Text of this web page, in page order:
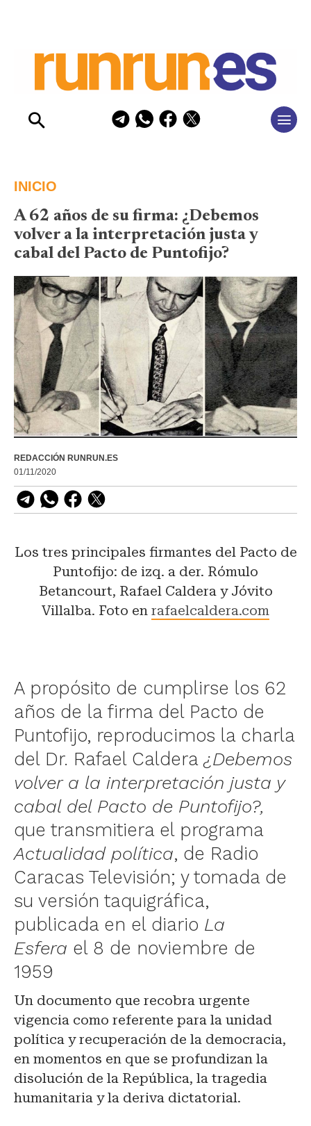
INICIO
A 62 años de su firma: ¿Debemos
volver a la interpretación justa y
cabal del Pacto de Puntofijo?
REDACCIÓN RUNRUN.ES
01/11/2020
Los tres principales firmantes del Pacto de
Puntofijo: de izq. a der. Rómulo
Betancourt, Rafael Caldera y Jóvito
Villalba. Foto en rafaelcaldera.com
A propósito de cumplirse los 62
años de la firma del Pacto de
Puntofijo, reproducimos la charla
del Dr. Rafael Caldera ¿Debemos
volver a la interpretación justa y
cabal del Pacto de Puntofijo?,
que transmitiera el programa
Actualidad política, de Radio
Caracas Televisión; y tomada de
su versión taquigráfica,
publicada en el diario La
Esfera el 8 de noviembre de
1959
Un documento que recobra urgente
vigencia como referente para la unidad
política y recuperación de la democracia,
en momentos en que se profundizan la
disolución de la República, la tragedia
humanitaria y la deriva dictatorial.